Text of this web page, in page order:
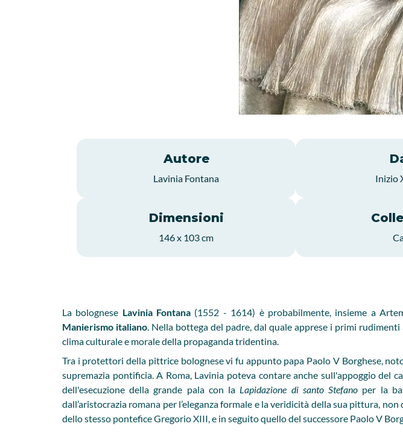
Autore
Lavinia Fontana Inizio
Dimensioni
146 x 103 cm
La bolognese Lavinia Fontana (1552 - 1614) è probabilmente, insieme a
Manierismo italiano . Nella bottega del padre, dal quale apprese i primi
clima culturale e morale della propaganda tridentina.
Tra i protettori della pittrice bolognese vi fu appunto papa Paolo V Borghese,
supremazia pontificia. A Roma, Lavinia poteva contare anche sull'appoggio del
dell'esecuzione della grande pala con la Lapidazione di santo Stefano per la
dall’aristocrazia romana per l’eleganza formale e la veridicità della sua pittura,
dello stesso pontefice Gregorio XIII, e in seguito quello del successore Paolo V